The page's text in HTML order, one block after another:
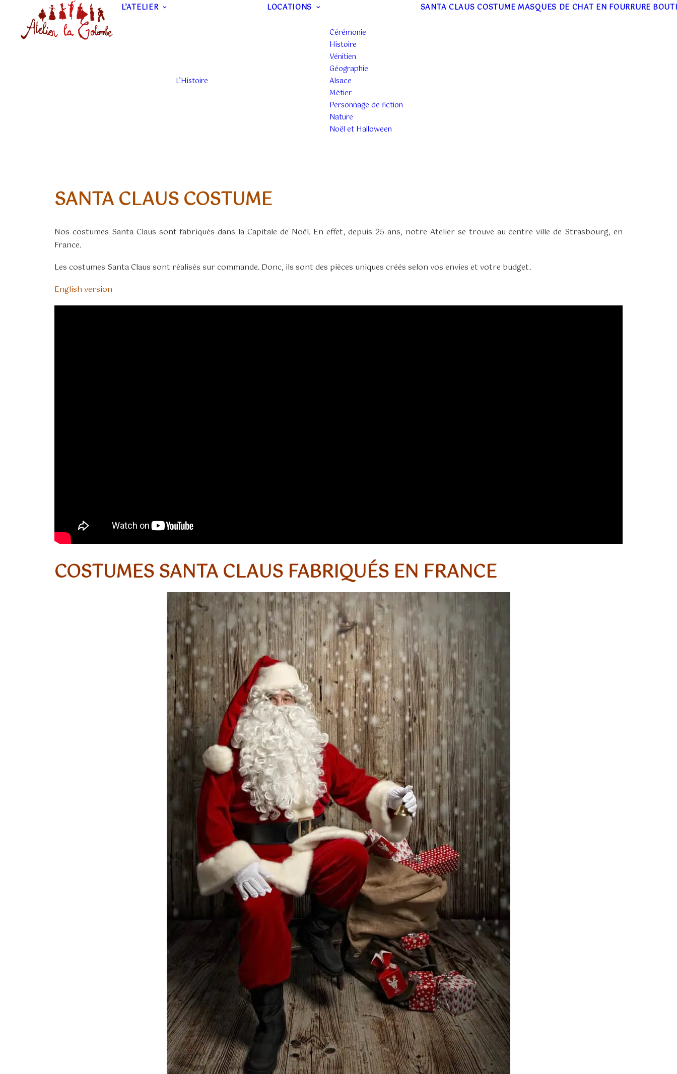
L’ATELIER
L’Histoire
LOCATIONS
Cérémonie
Histoire
Vénitien
Géographie
Alsace
Métier
Personnage de fiction
Nature
Noël et Halloween
SANTA CLAUS COSTUME MASQUES DE CHAT EN FOURRURE
SANTA CLAUS COSTUME
Nos costumes Santa Claus sont fabriqués dans la Capitale de Noël. En effet, depuis 25 ans, notre Atelier se trouve au centre ville de Strasbourg, en
France.
Les costumes Santa Claus sont réalisés sur commande. Donc, ils sont des pièces uniques créés selon vos envies et votre budget.
English version
COSTUMES SANTA CLAUS FABRIQUÉS EN FRANCE